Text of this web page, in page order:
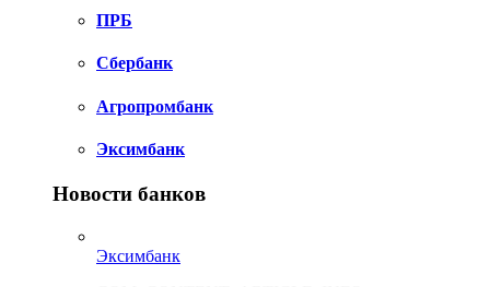
ПРБ
Сбербанк
Агропромбанк
Эксимбанк
Новости банков
Эксимбанк